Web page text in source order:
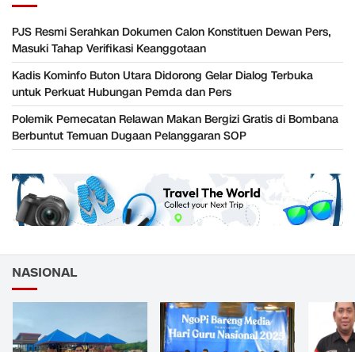
PJS Resmi Serahkan Dokumen Calon Konstituen Dewan Pers,
Masuki Tahap Verifikasi Keanggotaan
Kadis Kominfo Buton Utara Didorong Gelar Dialog Terbuka
untuk Perkuat Hubungan Pemda dan Pers
Polemik Pemecatan Relawan Makan Bergizi Gratis di Bombana
Berbuntut Temuan Dugaan Pelanggaran SOP
NASIONAL